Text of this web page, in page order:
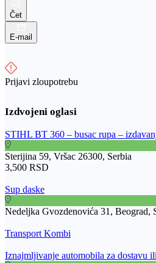
Čet
E-mail
Prijavi zloupotrebu
STIHL BT 360 – busac rupa –
Sterijina 59, Vršac 26300, Serbia
3,500 RSD
Sup daske
Nedeljka Gvozdenovića 31, Beograd,
Transport Kombi
Iznajmljivanje automobila za dostavu